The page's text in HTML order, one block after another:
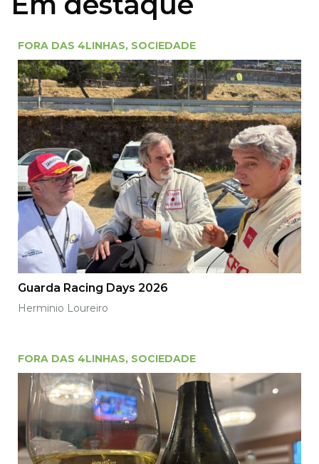
FORA DAS 4LINHAS, SOCIEDADE
Guarda Racing Days 2026
Herminio Loureiro
FORA DAS 4LINHAS, SOCIEDADE